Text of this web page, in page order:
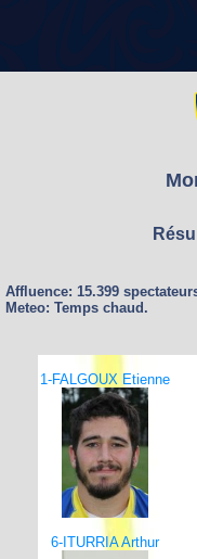
Affluence: 15.399
Meteo: Temps chaud.
1-FALGOUX Etienne
6-ITURRIA Arthur